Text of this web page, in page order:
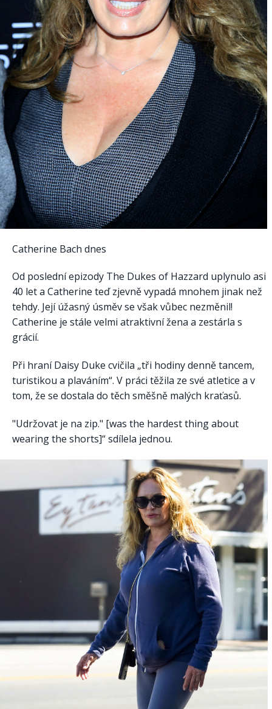
Catherine Bach dnes
Od poslední epizody The Dukes of Hazzard uplynulo asi
40 let a Catherine teď zjevně vypadá mnohem jinak než
tehdy. Její úžasný úsměv se však vůbec nezměnil!
Catherine je stále velmi atraktivní žena a zestárla s
grácií.
Při hraní Daisy Duke cvičila „tři hodiny denně tancem,
turistikou a plaváním“. V práci těžila ze své atletice a v
tom, že se dostala do těch směšně malých kraťasů.
"Udržovat je na zip." [was the hardest thing about
wearing the shorts]“ sdílela jednou.